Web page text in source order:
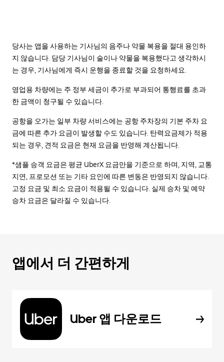
당사는 앱을 사용하는 기사님의 음주나 약물 복용을 절대 용인하
지 않습니다. 담당 기사님이 술이나 약물을 복용했다고 생각하시
는 경우, 기사님에게 즉시 운행을 종료할 것을 요청하세요.
영업용 차량에는 주 정부 세금이 추가로 부과되어 통행료를 초과
한 금액이 청구될 수 있습니다.
공항을 오가는 일부 차량 서비스에는 공항 주차장의 기본 주차 요
금에 따른 추가 요금이 발생할 수도 있습니다. 탄력요금제가 적용
되는 경우, 견적 요금은 현재 요금을 반영해 계산됩니다.
*샘플 승객 요금은 평균 UberX 요금만을 기준으로 하며, 지역, 교통
지연, 프로모션 또는 기타 요인에 따른 변동은 반영되지 않습니다.
고정 요금 및 최소 요금이 적용될 수 있습니다. 실제 승차 및 예약
승차 요금은 달라질 수 있습니다.
앱에서 더 간편하게
Uber 앱 다운로드